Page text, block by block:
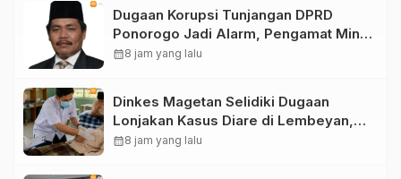
Dugaan Korupsi Tunjangan DPRD
Ponorogo Jadi Alarm, Pengamat Minta
Magetan Perkuat Tata Kelola
calendar_month8 jam yang lalu
Dinkes Magetan Selidiki Dugaan
Lonjakan Kasus Diare di Lembeyan,
Lakukan Penyelidikan Epidemiologi
calendar_month8 jam yang lalu